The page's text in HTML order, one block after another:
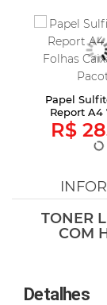
Papel
Report A4
Folhas
R$
TONER
COM
Detalhes